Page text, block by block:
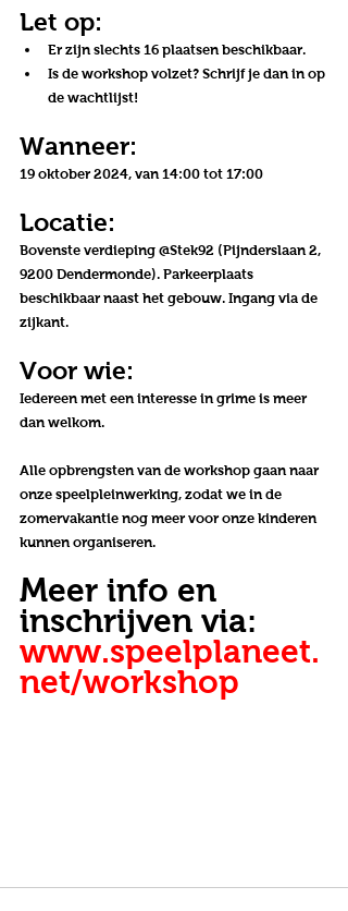
Let op:
Er zijn slechts 16 plaatsen beschikbaar.
Is de workshop volzet? Schrijf je dan in op
de wachtlijst!
Wanneer:
19 oktober 2024, van 14:00 tot 17:00
Locatie:
Bovenste verdieping @Stek92 (Pijnderslaan 2,
9200 Dendermonde). Parkeerplaats
beschikbaar naast het gebouw. Ingang via de
zijkant.
Voor wie:
Iedereen met een interesse in grime is meer
dan welkom.
Alle opbrengsten van de workshop gaan naar
onze speelpleinwerking, zodat we in de
zomervakantie nog meer voor onze kinderen
kunnen organiseren.
Meer info en
inschrijven via:
www.speelplaneet.
net/workshop